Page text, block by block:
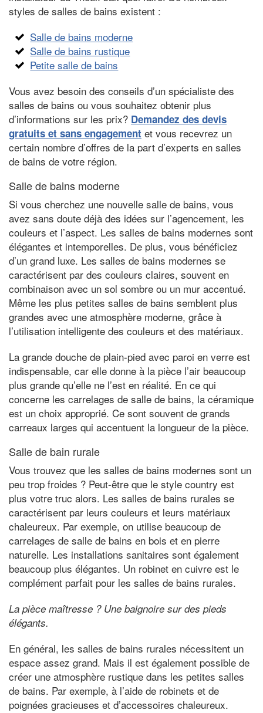
styles de salles de bains existent :
Salle de bains moderne
Salle de bains rustique
Petite salle de bains
Vous avez besoin des conseils d’un spécialiste des
salles de bains ou vous souhaitez obtenir plus
d’informations sur les prix? Demandez des devis
gratuits et sans engagement et vous recevrez un
certain nombre d’offres de la part d’experts en salles
de bains de votre région.
Salle de bains moderne
Si vous cherchez une nouvelle salle de bains, vous
avez sans doute déjà des idées sur l’agencement, les
couleurs et l’aspect. Les salles de bains modernes sont
élégantes et intemporelles. De plus, vous bénéficiez
d’un grand luxe. Les salles de bains modernes se
caractérisent par des couleurs claires, souvent en
combinaison avec un sol sombre ou un mur accentué.
Même les plus petites salles de bains semblent plus
grandes avec une atmosphère moderne, grâce à
l’utilisation intelligente des couleurs et des matériaux.
La grande douche de plain-pied avec paroi en verre est
indispensable, car elle donne à la pièce l’air beaucoup
plus grande qu’elle ne l’est en réalité. En ce qui
concerne les carrelages de salle de bains, la céramique
est un choix approprié. Ce sont souvent de grands
carreaux larges qui accentuent la longueur de la pièce.
Salle de bain rurale
Vous trouvez que les salles de bains modernes sont un
peu trop froides ? Peut-être que le style country est
plus votre truc alors. Les salles de bains rurales se
caractérisent par leurs couleurs et leurs matériaux
chaleureux. Par exemple, on utilise beaucoup de
carrelages de salle de bains en bois et en pierre
naturelle. Les installations sanitaires sont également
beaucoup plus élégantes. Un robinet en cuivre est le
complément parfait pour les salles de bains rurales.
La pièce maîtresse ? Une baignoire sur des pieds
élégants.
En général, les salles de bains rurales nécessitent un
espace assez grand. Mais il est également possible de
créer une atmosphère rustique dans les petites salles
de bains. Par exemple, à l’aide de robinets et de
poignées gracieuses et d’accessoires chaleureux.